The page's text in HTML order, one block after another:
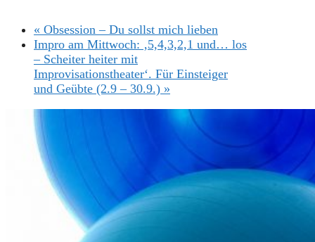
« Obsession – Du sollst mich lieben
Impro am Mittwoch: ‚5,4,3,2,1 und… los
– Scheiter heiter mit
Improvisationstheater‘. Für Einsteiger
und Geübte (2.9 – 30.9.) »